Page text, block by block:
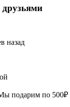
друзьями
назад
подарим по 500₽